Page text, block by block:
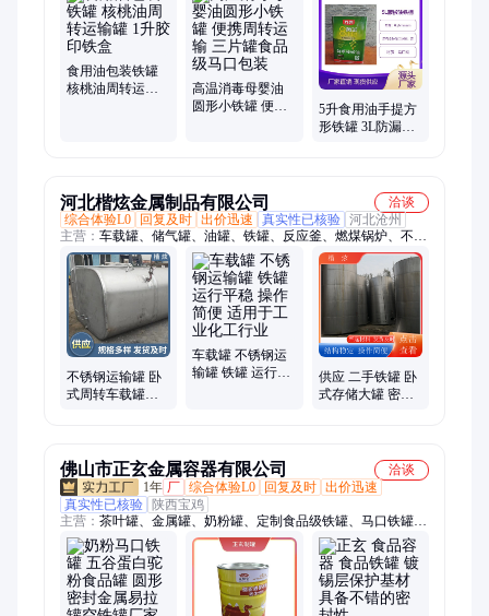
定制、印花铁罐、方形铁罐、牛油果铁罐、花生油铁桶定制、糖
果饼干盒、大豆油铁桶、橄榄油铁桶、藤椒油铁桶、礼品大铁
盒、核桃油铁桶
食用油包装铁罐
核桃油周转运输
高温消毒母婴油
圆形小铁罐 便携
5升食用油手提方
形铁罐 3L防漏藤
河北楷炫金属制品有限公司
洽谈
综合体验L0
回复及时 出价迅速 真实性已核验 河北沧州
主营： 车载罐、储气罐、油罐、铁罐、反应釜、燃煤锅炉、不锈
钢罐、储罐
不锈钢运输罐 卧
式周转车载罐铁
车载罐 不锈钢运
输罐 铁罐 运行平
供应 二手铁罐 卧
式存储大罐 密封
佛山市正玄金属容器有限公司
洽谈
1年 厂 综合体验L0 回复及时 出价迅速
真实性已核验 陕西宝鸡
主营： 茶叶罐、金属罐、奶粉罐、定制食品级铁罐、马口铁罐、
易拉罐、真空包装、密封包装、果汁类饮料罐、金属包装空罐